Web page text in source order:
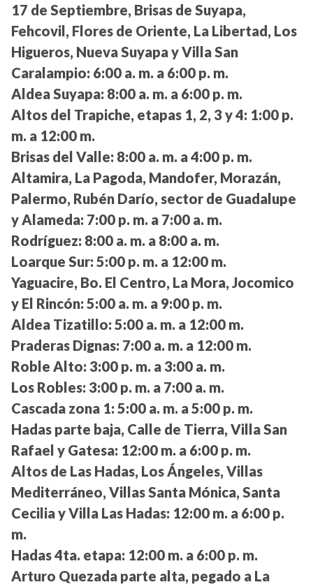
17 de Septiembre, Brisas de Suyapa,
Fehcovil, Flores de Oriente, La Libertad, Los
Higueros, Nueva Suyapa y Villa San
Caralampio: 6:00 a. m. a 6:00 p. m.
Aldea Suyapa: 8:00 a. m. a 6:00 p. m.
Altos del Trapiche, etapas 1, 2, 3 y 4: 1:00 p.
m. a 12:00 m.
Brisas del Valle: 8:00 a. m. a 4:00 p. m.
Altamira, La Pagoda, Mandofer, Morazán,
Palermo, Rubén Darío, sector de Guadalupe
y Alameda: 7:00 p. m. a 7:00 a. m.
Rodríguez: 8:00 a. m. a 8:00 a. m.
Loarque Sur: 5:00 p. m. a 12:00 m.
Yaguacire, Bo. El Centro, La Mora, Jocomico
y El Rincón: 5:00 a. m. a 9:00 p. m.
Aldea Tizatillo: 5:00 a. m. a 12:00 m.
Praderas Dignas: 7:00 a. m. a 12:00 m.
Roble Alto: 3:00 p. m. a 3:00 a. m.
Los Robles: 3:00 p. m. a 7:00 a. m.
Cascada zona 1: 5:00 a. m. a 5:00 p. m.
Hadas parte baja, Calle de Tierra, Villa San
Rafael y Gatesa: 12:00 m. a 6:00 p. m.
Altos de Las Hadas, Los Ángeles, Villas
Mediterráneo, Villas Santa Mónica, Santa
Cecilia y Villa Las Hadas: 12:00 m. a 6:00 p.
m.
Hadas 4ta. etapa: 12:00 m. a 6:00 p. m.
Arturo Quezada parte alta, pegado a La